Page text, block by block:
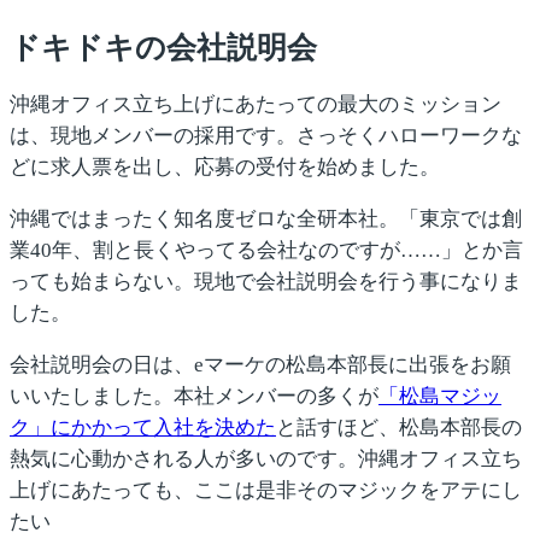
ドキドキの会社説明会
沖縄オフィス立ち上げにあたっての最大のミッション
は、現地メンバーの採用です。さっそくハローワークな
どに求人票を出し、応募の受付を始めました。
沖縄ではまったく知名度ゼロな全研本社。「東京では創
業40年、割と長くやってる会社なのですが……」とか言
っても始まらない。現地で会社説明会を行う事になりま
した。
会社説明会の日は、eマーケの松島本部長に出張をお願
いいたしました。本社メンバーの多くが 「松島マジッ
ク」にかかって入社を決めた と話すほど、松島本部長の
熱気に心動かされる人が多いのです。沖縄オフィス立ち
上げにあたっても、ここは是非そのマジックをアテにし
たい